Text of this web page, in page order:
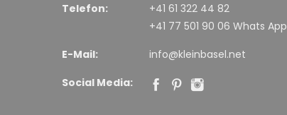
Telefon:
+41 61 322 44 82
+41 77 501 90 06 Whats App
E-Mail:
info@kleinbasel.net
Social Media: